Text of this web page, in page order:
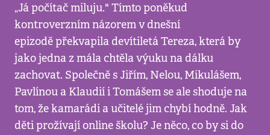
„Já počítač miluju." Tímto poněkud
kontroverzním názorem v dnešní
epizodě překvapila devítiletá Tereza, která by
jako jedna z mála chtěla výuku na dálku
zachovat. Společně s Jiřím, Nelou, Mikulášem,
Pavlínou a Klaudií i Tomášem se ale shoduje na
tom, že kamarádi a učitelé jim chybí hodně. Jak
děti prožívají online školu? Je něco, co by si do